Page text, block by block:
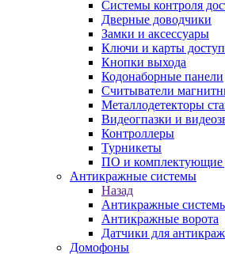
Системы контроля
Дверные доводчики
Замки и аксессуары
Ключи и карты
Кнопки выхода
Кодонаборные панели
Считыватели
Металлодетекторы
Видеогпазки и
Контроллеры
Турникеты
ПО и комплектующие
Антикражные системы
Назад
Антикражные
Антикражные ворота
Датчики для
Домофоны